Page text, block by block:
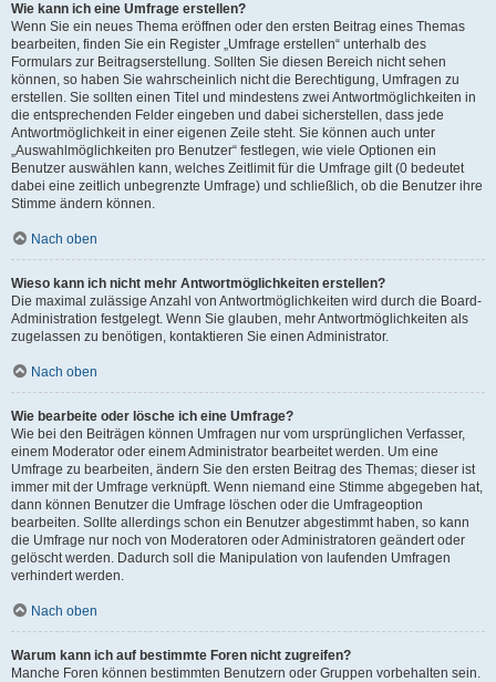
Wie kann ich eine Umfrage erstellen?
Wenn Sie ein neues Thema eröffnen oder den ersten Beitrag eines Themas
bearbeiten, finden Sie ein Register „Umfrage erstellen“ unterhalb des
Formulars zur Beitragserstellung. Sollten Sie diesen Bereich nicht sehen
können, so haben Sie wahrscheinlich nicht die Berechtigung, Umfragen zu
erstellen. Sie sollten einen Titel und mindestens zwei Antwortmöglichkeiten in
die entsprechenden Felder eingeben und dabei sicherstellen, dass jede
Antwortmöglichkeit in einer eigenen Zeile steht. Sie können auch unter
„Auswahlmöglichkeiten pro Benutzer“ festlegen, wie viele Optionen ein
Benutzer auswählen kann, welches Zeitlimit für die Umfrage gilt (0 bedeutet
dabei eine zeitlich unbegrenzte Umfrage) und schließlich, ob die Benutzer ihre
Stimme ändern können.
Nach oben
Wieso kann ich nicht mehr Antwortmöglichkeiten erstellen?
Die maximal zulässige Anzahl von Antwortmöglichkeiten wird durch die Board-
Administration festgelegt. Wenn Sie glauben, mehr Antwortmöglichkeiten als
zugelassen zu benötigen, kontaktieren Sie einen Administrator.
Nach oben
Wie bearbeite oder lösche ich eine Umfrage?
Wie bei den Beiträgen können Umfragen nur vom ursprünglichen Verfasser,
einem Moderator oder einem Administrator bearbeitet werden. Um eine
Umfrage zu bearbeiten, ändern Sie den ersten Beitrag des Themas; dieser ist
immer mit der Umfrage verknüpft. Wenn niemand eine Stimme abgegeben hat,
dann können Benutzer die Umfrage löschen oder die Umfrageoption
bearbeiten. Sollte allerdings schon ein Benutzer abgestimmt haben, so kann
die Umfrage nur noch von Moderatoren oder Administratoren geändert oder
gelöscht werden. Dadurch soll die Manipulation von laufenden Umfragen
verhindert werden.
Nach oben
Warum kann ich auf bestimmte Foren nicht zugreifen?
Manche Foren können bestimmten Benutzern oder Gruppen vorbehalten sein.